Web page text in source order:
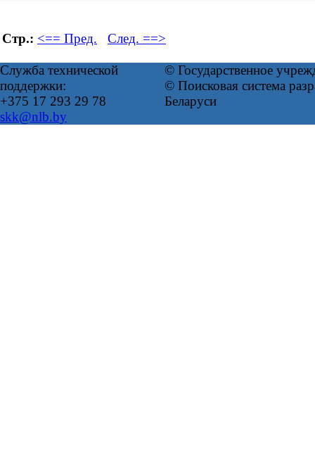
Стр.: <== Пред. След. ==>
Служба технической
поддержки:
+375 17 293 29 78
skk@nlb.by
© Государственное
© Поисковая система
Беларуси